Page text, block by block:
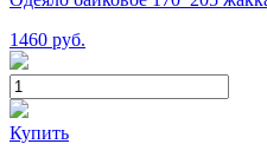
1460 руб.
Купить